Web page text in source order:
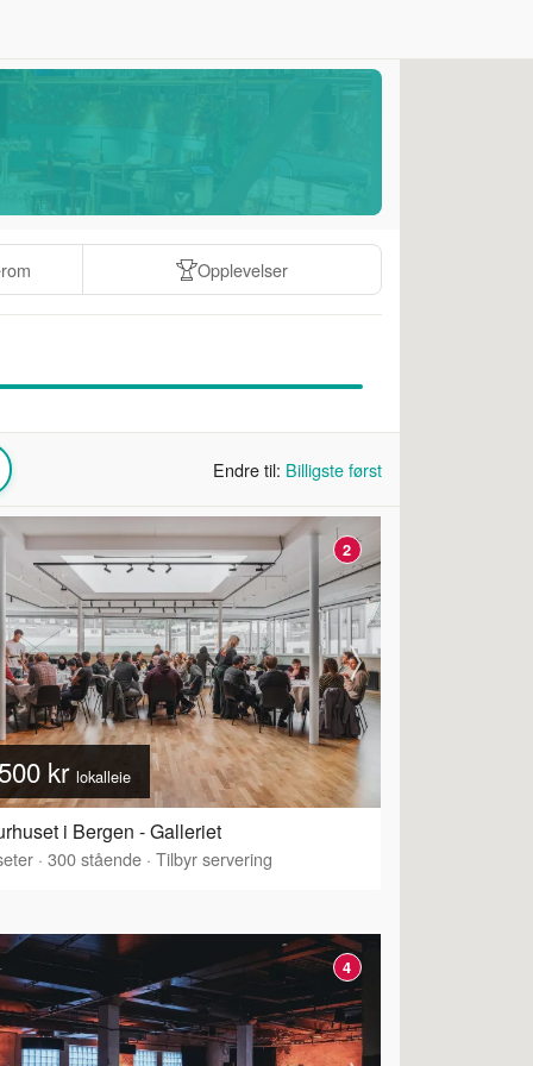
Opplevelser
Endre til: Billigste først
2
kr lokalleie
i Bergen - Galleriet
· 300stående · Tilbyr servering
4